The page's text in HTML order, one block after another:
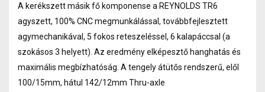
A kerékszett másik fő komponense a REYNOLDS TR6
agyszett, 100% CNC megmunkálással, továbbfejlesztett
agymechanikával, 5 fokos reteszeléssel, 6 kalapáccsal (a
szokásos 3 helyett). Az eredmény elképesztő hanghatás és
maximális megbízhatóság. A tengely átütős rendszerű, elől
100/15mm, hátul 142/12mm Thru-axle